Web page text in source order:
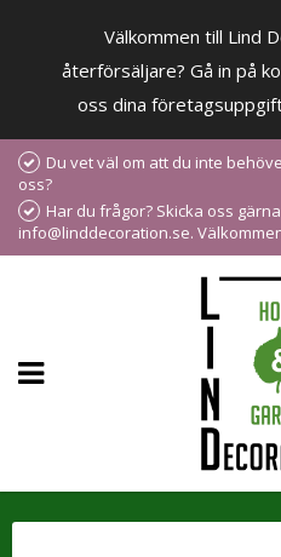
Välkommen till Lind
återförsäljare? Gå in på
oss dina
Du vet väl om att du inte
oss?
Har du frågor? Skicka oss
info@linddecoration.se.